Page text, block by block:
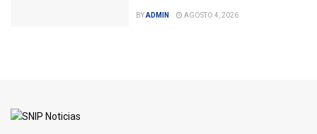
BYADMIN AGOSTO 4, 2026